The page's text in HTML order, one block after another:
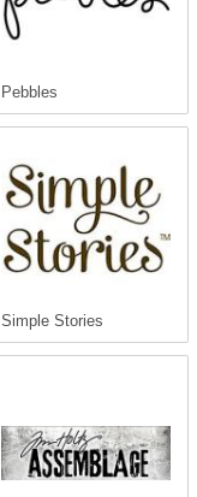
Pebbles
Simple Stories